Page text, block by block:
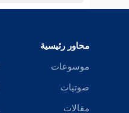
محاور رئيسية
موسوعات
صوتيات
مقالات